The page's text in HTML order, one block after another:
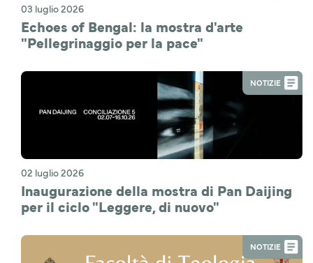
03 luglio 2026
Echoes of Bengal: la mostra d'arte
"Pellegrinaggio per la pace"
NOTIZIE
02 luglio 2026
Inaugurazione della mostra di Pan Daijing
per il ciclo "Leggere, di nuovo"
NOTIZIE